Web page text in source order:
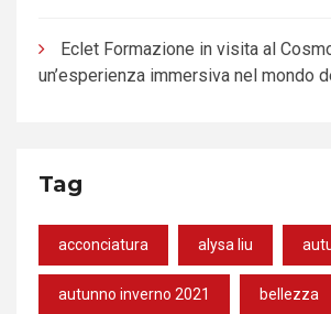
Eclet Formazione in visita al
un’esperienza immersiva nel mondo
Tag
acconciatura alysa liu
autunno inverno 2021 bellezza